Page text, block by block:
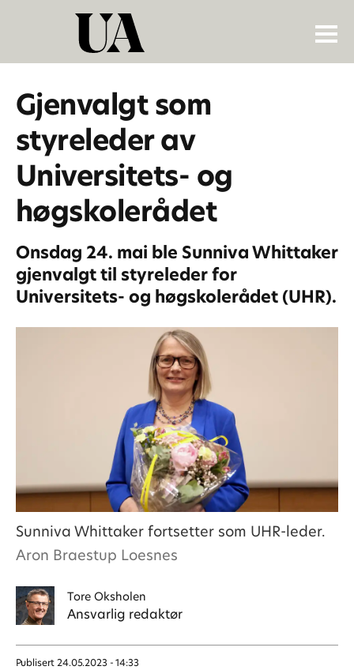
Gjenvalgt som
styreleder av
Universitets- og
høgskolerådet
Onsdag 24. mai ble Sunniva Whittaker
gjenvalgt til styreleder for
Universitets- og høgskolerådet (UHR).
Sunniva Whittaker fortsetter som UHR-leder.
Aron Braestup Loesnes
Tore Oksholen
Ansvarlig redaktør
Publisert 24.05.2023 - 14:33